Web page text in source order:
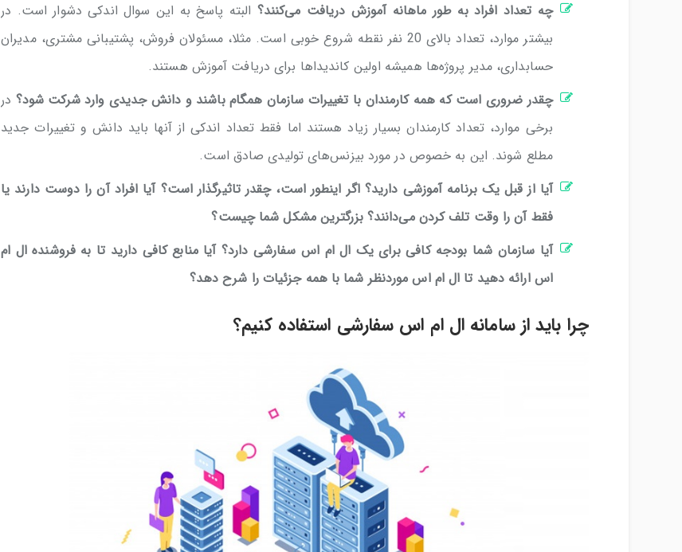
چه تعداد افراد به طور ماهانه آموزش دریافت می‌کنند؟ البته پاسخ به این سوال اندکی دشوار است. در
بیشتر موارد، تعداد بالای 20 نفر نقطه شروع خوبی است. مثلا، مسئولان فروش، پشتیبانی مشتری، مدیران
حسابداری، مدیر پروژه‌ها همیشه اولین کاندیداها برای دریافت آموزش هستند.
چقدر ضروری است که همه کارمندان با تغییرات سازمان همگام باشند و دانش جدیدی وارد شرکت شود؟ در
برخی موارد، تعداد کارمندان بسیار زیاد هستند اما فقط تعداد اندکی از آنها باید دانش و تغییرات جدید
مطلع شوند. این به خصوص در مورد بیزنس‌های تولیدی صادق است.
آیا از قبل یک برنامه آموزشی دارید؟ اگر اینطور است، چقدر تاثیرگذار است؟ آیا افراد آن را دوست دارند یا
فقط آن را وقت تلف کردن می‌دانند؟ بزرگترین مشکل شما چیست؟
آیا سازمان شما بودجه کافی برای یک ال ام اس سفارشی دارد؟ آیا منابع کافی دارید تا به فروشنده ال ام
اس ارائه دهید تا ال ام اس موردنظر شما با همه جزئیات را شرح دهد؟
چرا باید از سامانه ال ام اس سفارشی استفاده کنیم؟